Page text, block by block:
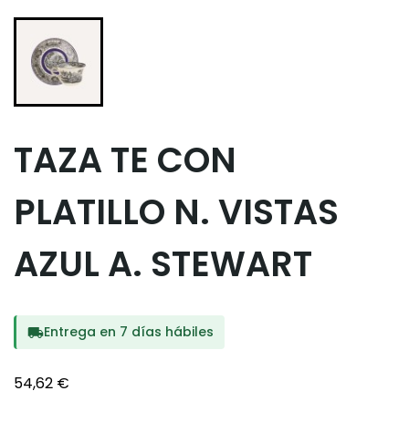
TAZA TE CON
PLATILLO N. VISTAS
AZUL A. STEWART
local_shippingEntrega en 7 días hábiles
54,62 €